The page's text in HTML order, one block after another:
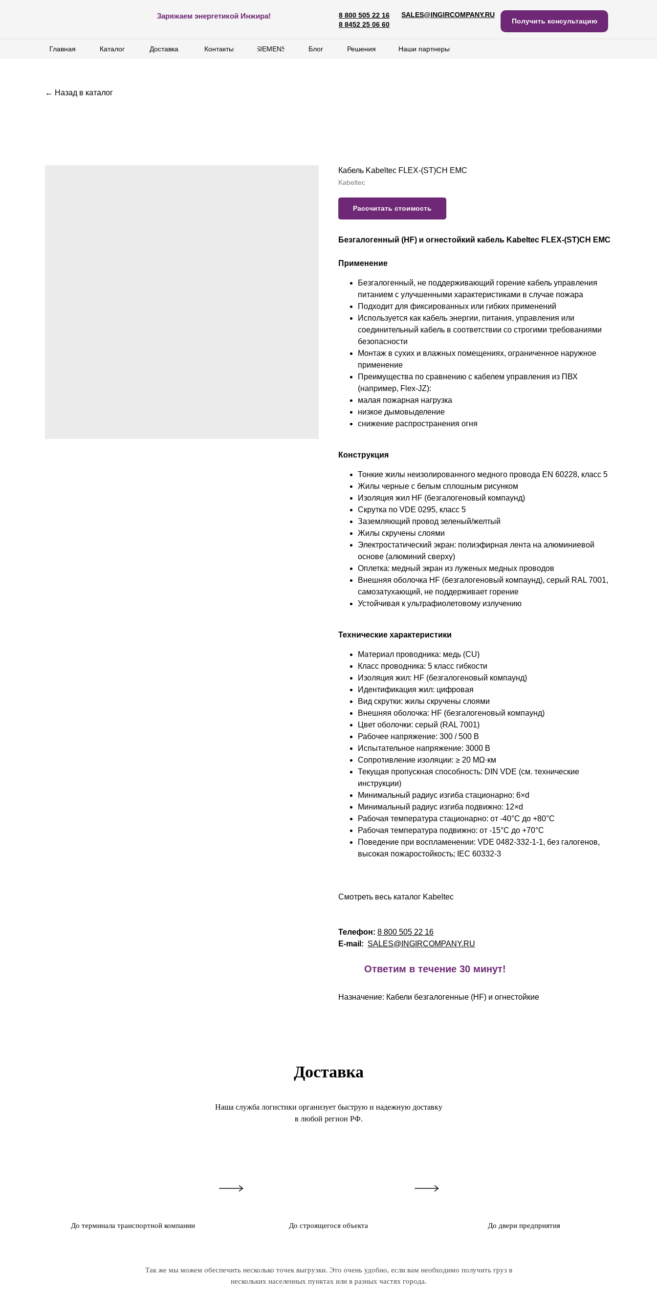
Получить консультацию
8 800 505 22 16
8 8452 25 06 60
SALES@INGIRCOMPANY.RU
Заряжаем энергетикой Инжира!
Наши партнеры
Решения
Блог
SIEMENS
Контакты
Доставка
Каталог
Главная
Получить консультацию
8 800 505 22 16
8 8452 25 06 60
SALES@INGIRCOMPANY.RU
Наши партнеры
Решения
Блог
SIEMENS
Контакты
Доставка
Каталог
Главная
← Назад в каталог
Кабель Kabeltec FLEX-(ST)CH EMC
Kabeltec
Рассчитать стоимость
Безгалогенный (HF) и огнестойкий кабель Kabeltec FLEX-(ST)CH EMC
Применение
Безгалогенный, не поддерживающий горение кабель управления
питанием с улучшенными характеристиками в случае пожара
Подходит для фиксированных или гибких применений
Используется как кабель энергии, питания, управления или
соединительный кабель в соответствии со строгими требованиями
безопасности
Монтаж в сухих и влажных помещениях, ограниченное наружное
применение
Преимущества по сравнению с кабелем управления из ПВХ
(например, Flex-JZ):
малая пожарная нагрузка
низкое дымовыделение
снижение распространения огня
Конструкция
Тонкие жилы неизолированного медного провода EN 60228, класс 5
Жилы черные с белым сплошным рисунком
Изоляция жил HF (безгалогеновый компаунд)
Скрутка по VDE 0295, класс 5
Заземляющий провод зеленый/желтый
Жилы скручены слоями
Электростатический экран: полиэфирная лента на алюминиевой
основе (алюминий сверху)
Оплетка: медный экран из луженых медных проводов
Внешняя оболочка HF (безгалогеновый компаунд), серый RAL 7001,
самозатухающий, не поддерживает горение
Устойчивая к ультрафиолетовому излучению
Технические характеристики
Материал проводника: медь (CU)
Класс проводника: 5 класс гибкости
Изоляция жил: HF (безгалогеновый компаунд)
Идентификация жил: цифровая
Вид скрутки: жилы скручены слоями
Внешняя оболочка: HF (безгалогеновый компаунд)
Цвет оболочки: серый (RAL 7001)
Рабочее напряжение: 300 / 500 В
Испытательное напряжение: 3000 В
Сопротивление изоляции: ≥ 20 MΩ·км
Текущая пропускная способность: DIN VDE (см. технические
инструкции)
Минимальный радиус изгиба стационарно: 6×d
Минимальный радиус изгиба подвижно: 12×d
Рабочая температура стационарно: от -40°C до +80°C
Рабочая температура подвижно: от -15°C до +70°C
Поведение при воспламенении: VDE 0482-332-1-1, без галогенов,
высокая пожаростойкость; IEC 60332-3
Смотреть весь каталог Kabeltec
Телефон: 8 800 505 22 16
E-mail: SALES@INGIRCOMPANY.RU
Ответим в течение 30 минут!
Назначение: Кабели безгалогенные (HF) и огнестойкие
Доставка
Наша служба логистики организует быструю и надежную доставку
в любой регион РФ.
До терминала транспортной компании До строящегося объекта До двери предприятия
Так же мы можем обеспечить несколько точек выгрузки. Это очень удобно, если вам необходимо получить груз в
нескольких населенных пунктах или в разных частях города.